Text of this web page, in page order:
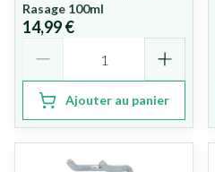
Rasage 100ml
14,99 €
Ajouter au panier